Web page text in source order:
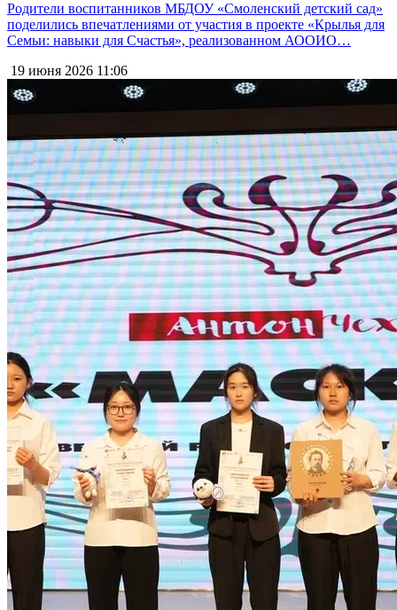
Родители воспитанников МБДОУ «Смоленский детский сад»
поделились впечатлениями от участия в проекте «Крылья для
Семьи: навыки для Счастья», реализованном АООИО…
19 июня 2026 11:06